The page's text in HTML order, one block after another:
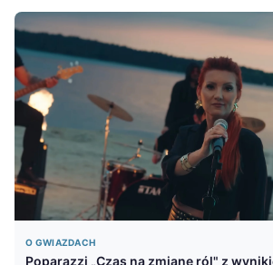
O GWIAZDACH
Poparazzi „Czas na zmianę ról" z